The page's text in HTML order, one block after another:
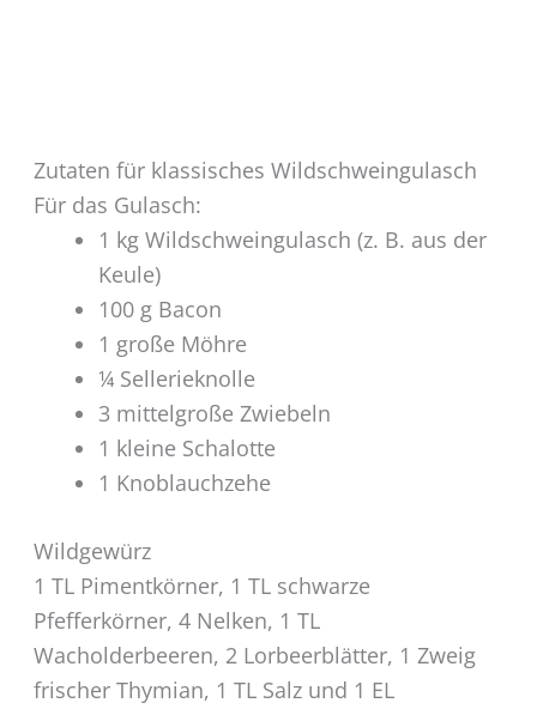
Zutaten für klassisches Wildschweingulasch
Für das Gulasch:
1 kg Wildschweingulasch (z. B. aus der
Keule)
100 g Bacon
1 große Möhre
¼ Sellerieknolle
3 mittelgroße Zwiebeln
1 kleine Schalotte
1 Knoblauchzehe
Wildgewürz
1 TL Pimentkörner, 1 TL schwarze
Pfefferkörner, 4 Nelken, 1 TL
Wacholderbeeren, 2 Lorbeerblätter, 1 Zweig
frischer Thymian, 1 TL Salz und 1 EL